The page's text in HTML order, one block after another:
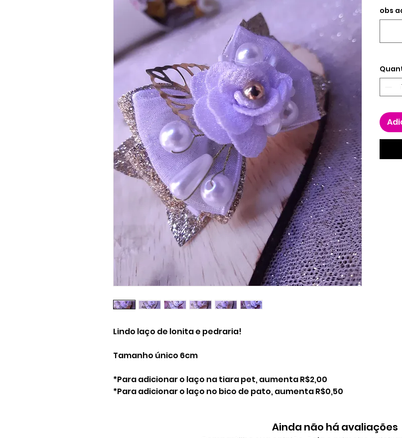
Lindo laço de lonita e pedraria!
Tamanho único 6cm
*Para adicionar o laço na tiara pet, aumenta R$2,00
*Para adicionar o laço no bico de pato, aumenta R$0,50
obs
Ainda não há avaliações